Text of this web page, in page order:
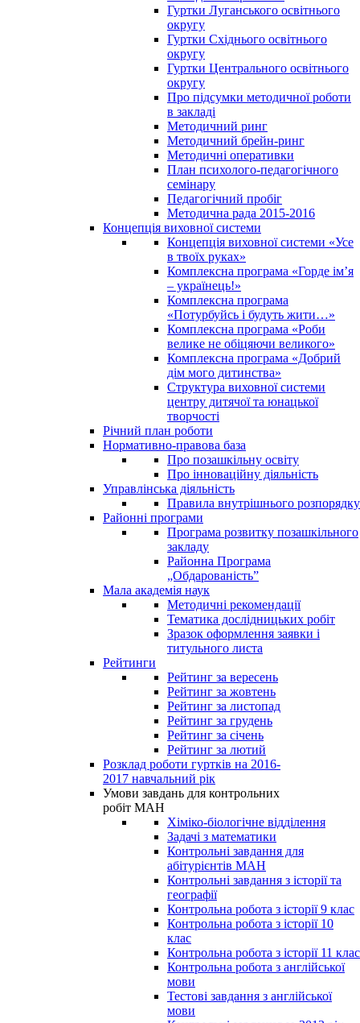
Гуртки Луганського освітнього
округу
Гуртки Східнього освітнього
округу
Гуртки Центрального освітнього
округу
Про підсумки методичної роботи
в закладі
Методичний ринг
Методичний брейн-ринг
Методичні оперативки
План психолого-педагогічного
семінару
Педагогічний пробіг
Методична рада 2015-2016
Концепція виховної системи
Концепція виховної системи «Усе
в твоїх руках»
Комплексна програма «Горде ім’я
– українець!»
Комплексна програма
«Потурбуйсь і будуть жити…»
Комплексна програма «Роби
велике не обіцяючи великого»
Комплексна програма «Добрий
дім мого дитинства»
Структура виховної системи
центру дитячої та юнацької
творчості
Річний план роботи
Нормативно-правова база
Про позашкільну освіту
Про інноваційну діяльність
Управлінська діяльність
Правила внутрішнього розпорядку
Районні програми
Програма розвитку позашкільного
закладу
Районна Програма
„Обдарованість”
Мала академія наук
Методичні рекомендації
Тематика дослідницьких робіт
Зразок оформлення заявки і
титульного листа
Рейтинги
Рейтинг за вересень
Рейтинг за жовтень
Рейтинг за листопад
Рейтинг за грудень
Рейтинг за січень
Рейтинг за лютий
Розклад роботи гуртків на 2016-
2017 навчальний рік
Умови завдань для контрольних
робіт МАН
Хіміко-біологічне відділення
Задачі з математики
Контрольні завдання для
абітурієнтів МАН
Контрольні завдання з історії та
географії
Контрольна робота з історії 9 клас
Контрольна робота з історії 10
клас
Контрольна робота з історії 11 клас
Контрольна робота з англійської
мови
Тестові завдання з англійської
мови